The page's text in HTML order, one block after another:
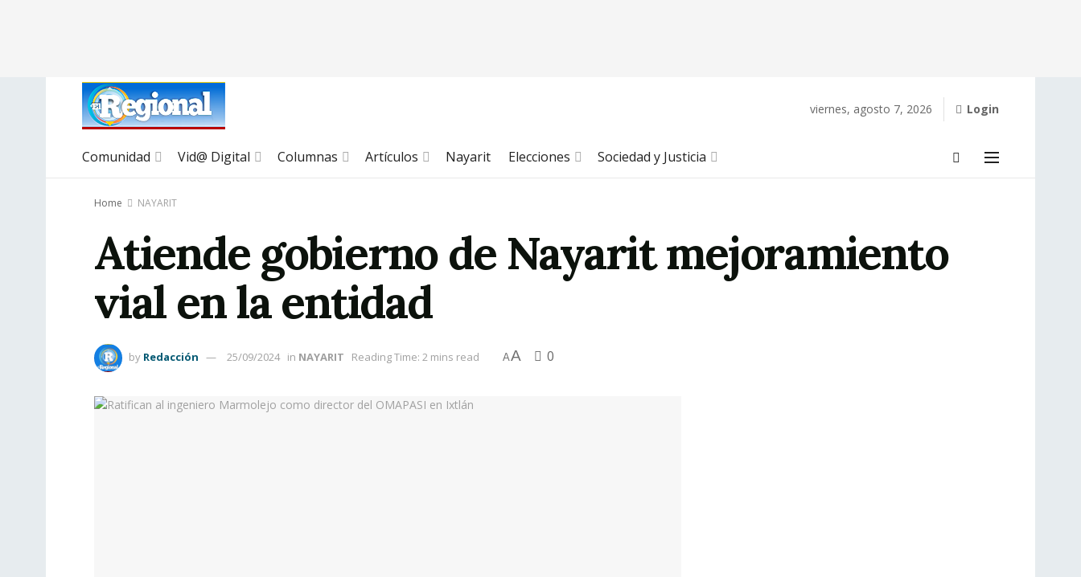
viernes, agosto 7, 2026 Login
Comunidad Vid@ Digital Columnas Artículos Nayarit Elecciones Sociedad y Justicia
Home NAYARIT
Atiende gobierno de Nayarit mejoramiento
vial en la entidad
by Redacción 25/09/2024 in NAYARIT Reading Time: 2 mins read AA 0